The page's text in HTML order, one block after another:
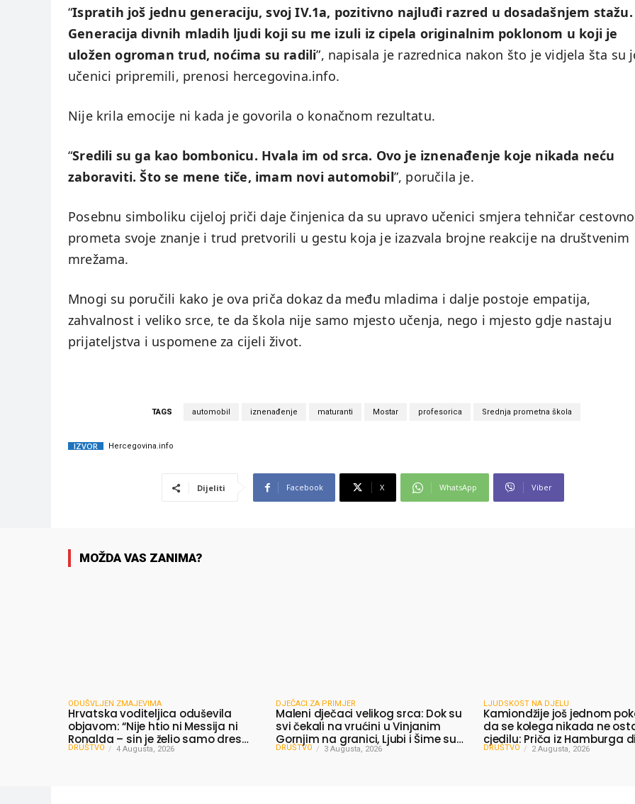
“Ispratih još jednu generaciju, svoj IV.1a, pozitivno najluđi razred u dosadašnjem stažu.
Generacija divnih mladih ljudi koji su me izuli iz cipela originalnim poklonom u koji je
uložen ogroman trud, noćima su radili”, napisala je razrednica nakon što je vidjela šta su
učenici pripremili, prenosi hercegovina.info.
Nije krila emocije ni kada je govorila o konačnom rezultatu.
“Sredili su ga kao bombonicu. Hvala im od srca. Ovo je iznenađenje koje nikada neću
zaboraviti. Što se mene tiče, imam novi automobil”, poručila je.
Posebnu simboliku cijeloj priči daje činjenica da su upravo učenici smjera tehničar
prometa svoje znanje i trud pretvorili u gestu koja je izazvala brojne reakcije na društvenim
mrežama.
Mnogi su poručili kako je ova priča dokaz da među mladima i dalje postoje empatija,
zahvalnost i veliko srce, te da škola nije samo mjesto učenja, nego i mjesto gdje nastaju
prijateljstva i uspomene za cijeli život.
TAGS automobil iznenađenje maturanti Mostar profesorica Srednja prometna škola
IZVOR Hercegovina.info
Dijeliti Facebook X WhatsApp Viber
MOŽDA VAS ZANIMA?
ODUŠVLJEN ZMAJEVIMA
Hrvatska voditeljica oduševila
objavom: “Nije htio ni Messija ni
Ronalda – sin je želio samo dres
Bosne”
DRUŠTVO 4 Augusta, 2026
DJEČACI ZA PRIMJER
Maleni dječaci velikog srca: Dok su
svi čekali na vrućini u Vinjanim
Gornjim na granici, Ljubi i Šime su
dijelili vodu putnicima
DRUŠTVO 3 Augusta, 2026
LJUDSKOST NA DJELU
Kamiondžije još jednom
da se kolega nikada ne
cjedilu: Priča iz Hamburga
mnoge
DRUŠTVO 2 Augusta, 2026